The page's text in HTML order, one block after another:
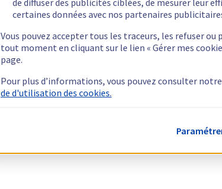
de diffuser des publicités ciblées, de mesurer leur
certaines données avec nos partenaires
Vous pouvez accepter tous les traceurs, les refuser ou
tout moment en cliquant sur le lien « Gérer mes
page.
Pour plus d’informations, vous pouvez consulter notre
de d'utilisation des cookies.